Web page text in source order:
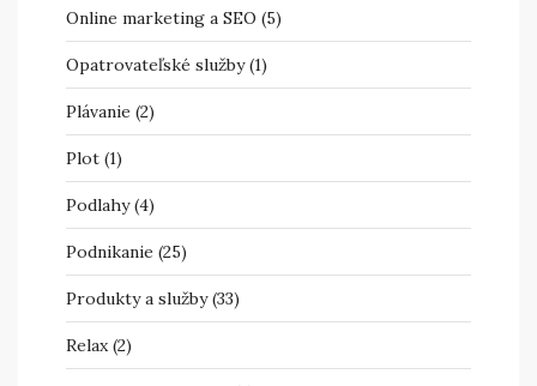
Online marketing a SEO (5)
Opatrovateľské služby(1)
Plávanie (2)
Plot (1)
Podlahy(4)
Podnikanie (25)
Produkty a služby(33)
Relax(2)